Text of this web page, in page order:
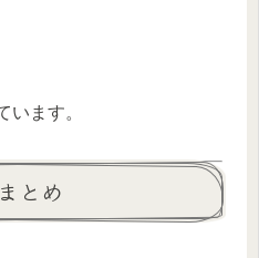
います。
とめ